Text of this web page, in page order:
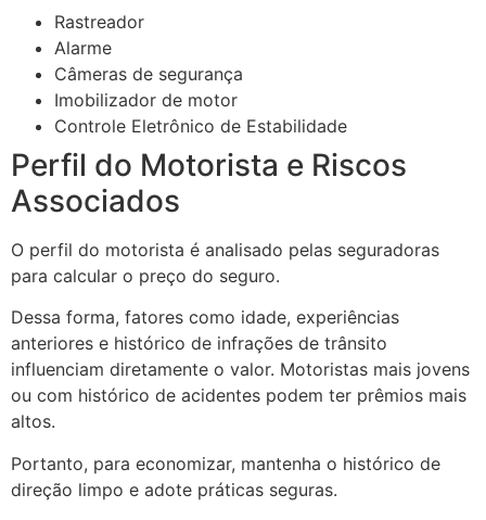
Rastreador
Alarme
Câmeras de segurança
Imobilizador de motor
Controle Eletrônico de Estabilidade
Perfil do Motorista e Riscos
Associados
O perfil do motorista é analisado pelas seguradoras
para calcular o preço do seguro.
Dessa forma, fatores como idade, experiências
anteriores e histórico de infrações de trânsito
influenciam diretamente o valor. Motoristas mais jovens
ou com histórico de acidentes podem ter prêmios mais
altos.
Portanto, para economizar, mantenha o histórico de
direção limpo e adote práticas seguras.